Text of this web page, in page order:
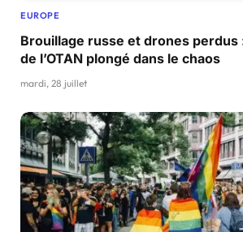
EUROPE
Brouillage russe et drones perdus
de l’OTAN plongé dans le chaos
mardi, 28 juillet